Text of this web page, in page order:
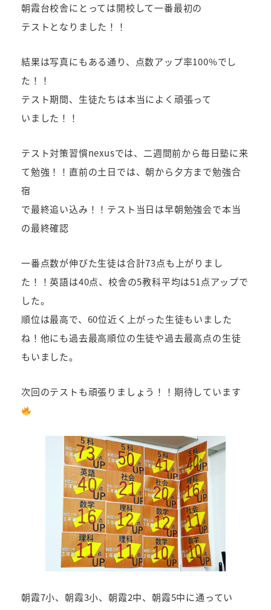
朝霞台校舎にとっては開校して一番最初の
テストとなりました！！
結果は写真にもある通り、点数アップ率100%でし
た！！
テスト期間、生徒たちは本当によく頑張って
いました！！
テスト対策習慣nexusでは、二週間前から毎日塾に来
て勉強！！直前の土日では、朝から夕方まで勉強合
宿
で最終追い込み！！テスト当日は早朝勉強会で本当
の最終確認
一番点数が伸びた生徒は合計73点も上がりまし
た！！英語は40点、校舎の5教科平均は51点アップで
した。
順位は最高で、60位近く上がった生徒もいました
ね！他にも過去最高順位の生徒や過去最高点の生徒
もいました。
次回のテストも頑張りましょう！！期待しています
朝霞7小、朝霞3小、朝霞2中、朝霞5中に通ってい